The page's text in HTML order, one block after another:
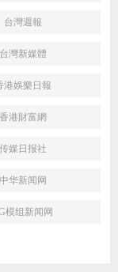
台灣週報
台灣新媒體
港娛樂日報
香港財富網
传媒日报社
中华新闻网
模组新闻网